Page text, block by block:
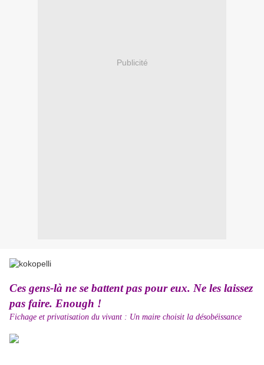
Publicité
Ces gens-là ne se battent pas pour eux. Ne les laissez
pas faire. Enough !
Fichage et privatisation du vivant : Un maire choisit la désobéissance